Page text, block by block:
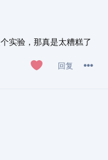
实验，那真是太糟糕了
回复